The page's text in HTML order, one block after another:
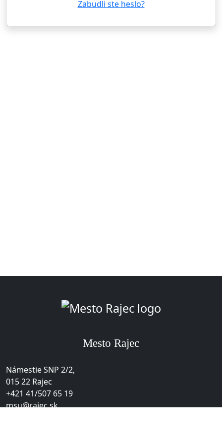
Zabudli ste heslo?
Mesto Rajec
Úvodná
Mesto Rajec
ADRESA
Námestie SNP 2/2,
015 22 Rajec
TELEFÓN
+421 41/507 65 19
EMAIL
msu@rajec.sk